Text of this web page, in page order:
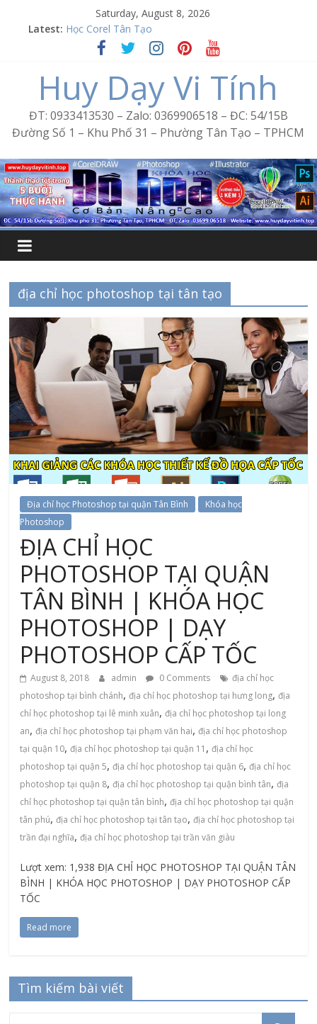
Saturday, August 8, 2026
Latest: Học Corel Tân Tạo
Cách tạo USB Boot bằng Ventoy
Khóa học Photoshop tại Tân Tạo
Excel Bình Trị Đông – Vi tính văn phòng cấp tốc
Word Bình Trị Đông – Tin học văn phòng cấp tốc
Huy Dạy Vi Tính
ĐT: 0933413530 – Zalo: 0369906518 – ĐC: 54/15B
Đường Số 1 – Khu Phố 31 – Phường Tân Tạo – TPHCM
địa chỉ học photoshop tại tân tạo
Địa chỉ học Photoshop tại quận Tân Bình
Khóa học
Photoshop
ĐỊA CHỈ HỌC
PHOTOSHOP TẠI QUẬN
TÂN BÌNH | KHÓA HỌC
PHOTOSHOP | DẠY
PHOTOSHOP CẤP TỐC
August 8, 2018 admin 0 Comments
địa chỉ học
photoshop tại bình chánh,địa chỉ học photoshop tại hưng long,địa
chỉ học photoshop tại lê minh xuân,địa chỉ học photoshop tại long
an,địa chỉ học photoshop tại phạm văn hai,địa chỉ học photoshop
tại quận 10,địa chỉ học photoshop tại quận 11 ,địa chỉ học
photoshop tại quận 5,địa chỉ học photoshop tại quận 6,địa chỉ học
photoshop tại quận 8,địa chỉ học photoshop tại quận bình tân,địa
chỉ học photoshop tại quận tân bình,địa chỉ học photoshop tại quận
tân phú,địa chỉ học photoshop tại tân tạo,địa chỉ học photoshop tại
trần đại nghĩa,địa chỉ học photoshop tại trần văn giàu
Lượt xem: 1,938 ĐỊA CHỈ HỌC PHOTOSHOP TẠI QUẬN TÂN
BÌNH | KHÓA HỌC PHOTOSHOP | DẠY PHOTOSHOP CẤP
TỐC
Read more
Tìm kiếm bài viết